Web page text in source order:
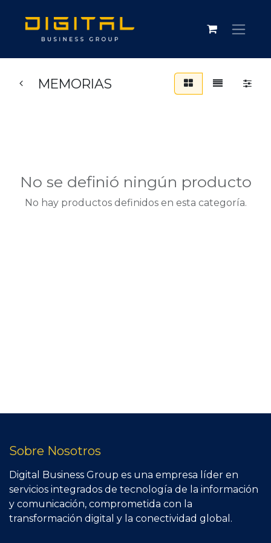
MEMORIAS
No se definió ningún producto
No hay productos definidos en esta categoría.
Sobre Nosotros
Digital Business Group es una empresa líder en
servicios integrados de tecnología de la información
y comunicación, comprometida con la
transformación digital y la conectividad global.